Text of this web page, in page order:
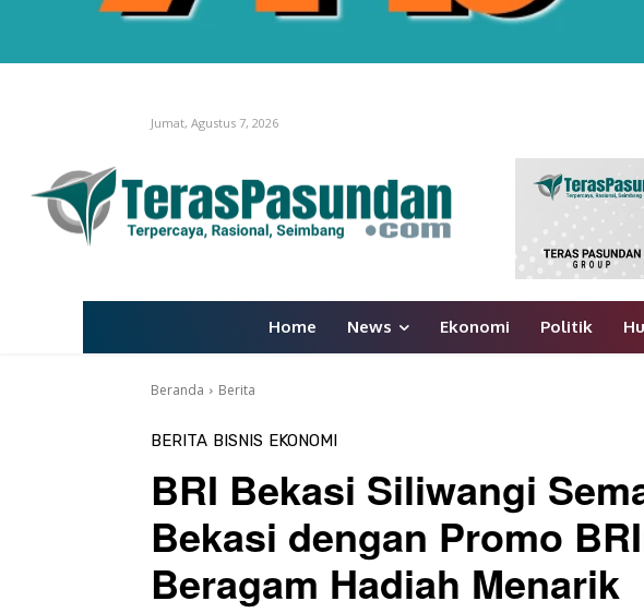
Jumat, Agustus 7, 2026
Home News Ekonomi Politik
Beranda Berita
BERITA BISNIS EKONOMI
BRI Bekasi Siliwangi
Bekasi dengan Promo
Beragam Hadiah Menarik